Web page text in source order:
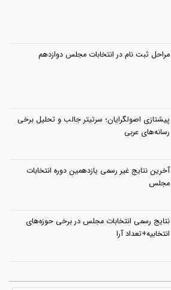
مراحل ثبت نام در انتخابات مجلس دوازدهم
پیشتازی اصولگرایان؛ سرتیتر جالب و تحلیل برخی
رسانه‌های عربی
آخرین نتایج غیر رسمی یازدهمین دوره انتخابات
مجلس
نتایج رسمی انتخابات مجلس در برخی حوزه‌های
انتخابیه+تعداد آرا